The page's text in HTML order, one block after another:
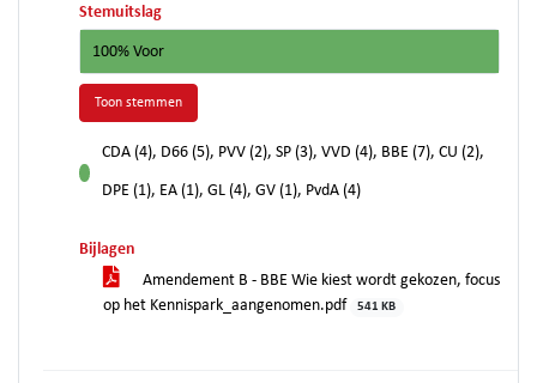
Stemuitslag
100% Voor
Toon stemmen
voor
CDA (4), D66 (5), PVV (2), SP (3), VVD (4), BBE (7), CU (2),
DPE (1), EA (1), GL (4), GV (1), PvdA (4)
Bijlagen
Amendement B - BBE Wie kiest wordt gekozen, focus
op het Kennispark_aangenomen.pdf
541 KB